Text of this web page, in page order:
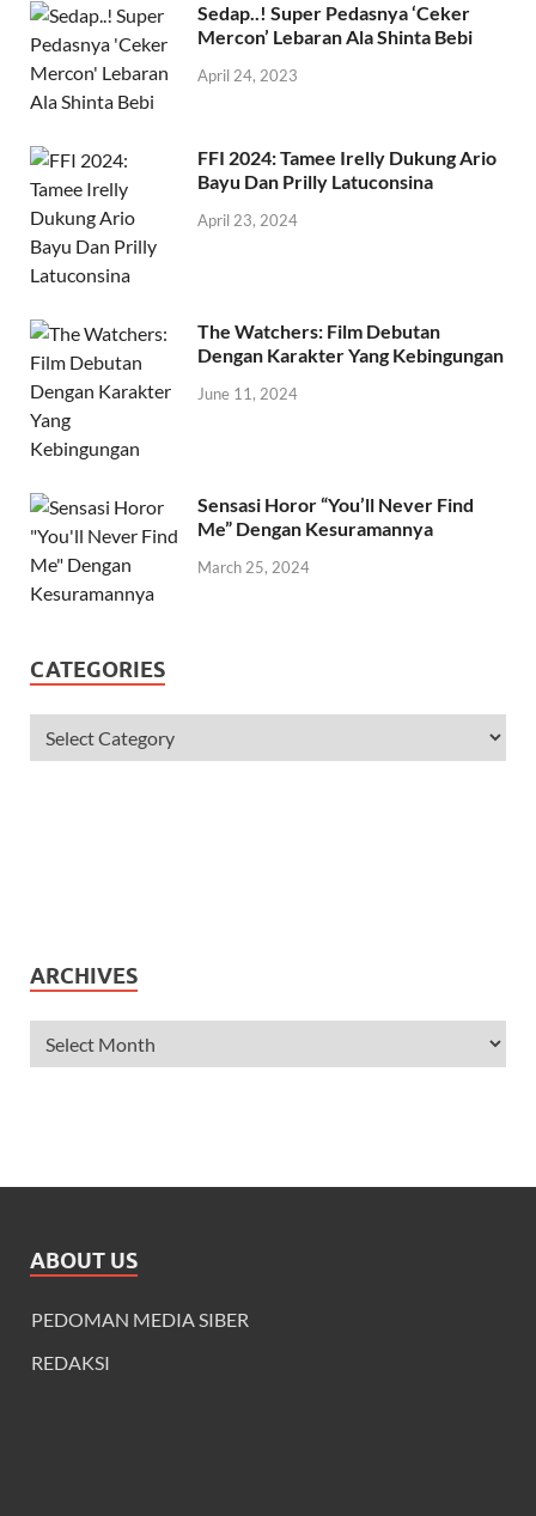
Sedap..! Super Pedasnya ‘Ceker
Mercon’ Lebaran Ala Shinta Bebi
April 24, 2023
FFI 2024: Tamee Irelly Dukung Ario
Bayu Dan Prilly Latuconsina
April 23, 2024
The Watchers: Film Debutan
Dengan Karakter Yang Kebingungan
June 11, 2024
Sensasi Horor “You’ll Never Find
Me” Dengan Kesuramannya
March 25, 2024
CATEGORIES
ARCHIVES
ABOUT US
PEDOMAN MEDIA SIBER
REDAKSI